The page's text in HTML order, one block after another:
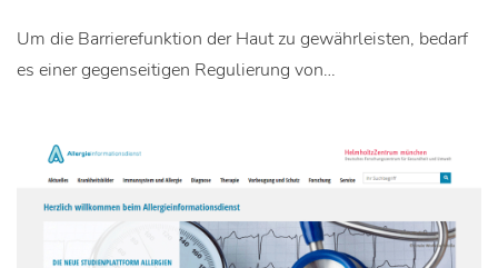
Um die Barrierefunktion der Haut zu gewährleisten, bedarf
es einer gegenseitigen Regulierung von…